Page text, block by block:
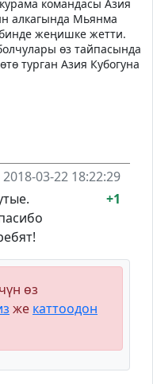
командасы Азия
алкагында Мьянма
жеңишке жетти.
өз тайпасында
турган Азия Кубогуна
2018-03-22 18:22:29
+1
өз
же каттоодон